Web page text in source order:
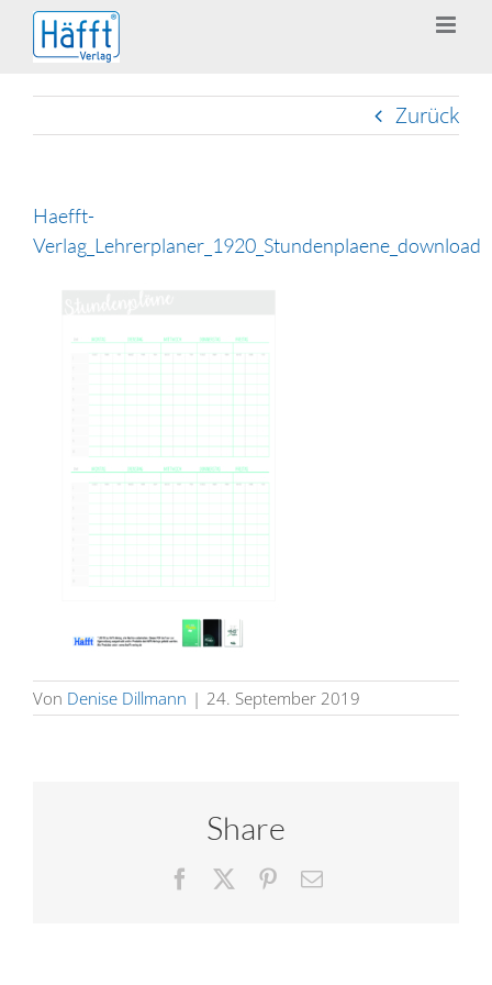
Zum
Inhalt
springen
Zurück
Haefft-
Verlag_Lehrerplaner_1920_Stundenplaene_download
Von Denise Dillmann | 24. September 2019
Share
Facebook Pinterest
E-